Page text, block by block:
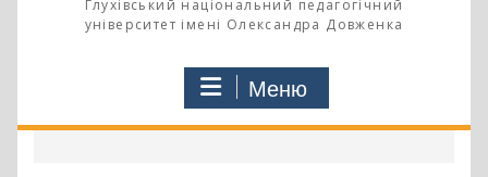
Глухівський національний педагогічний
університет імені Олександра Довженка
Меню